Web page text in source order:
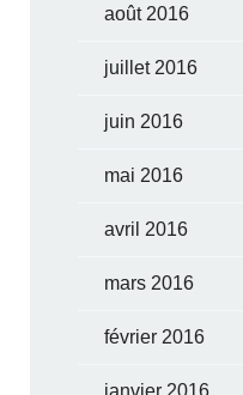
août 2016
juillet 2016
juin 2016
mai 2016
avril 2016
mars 2016
février 2016
janvier 2016